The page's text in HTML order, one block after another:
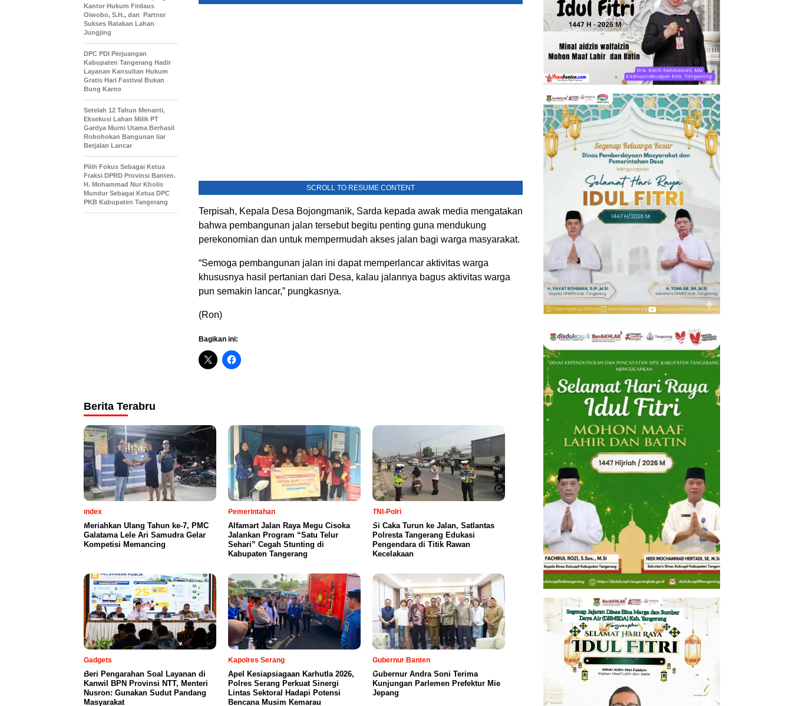
SCROLL TO RESUME CONTENT
Terpisah, Kepala Desa Bojongmanik, Sarda kepada awak media mengatakan
bahwa pembangunan jalan tersebut begitu penting guna mendukung
perekonomian dan untuk mempermudah akses jalan bagi warga masyarakat.
“Semoga pembangunan jalan ini dapat memperlancar aktivitas warga
khususnya hasil pertanian dari Desa, kalau jalannya bagus aktivitas warga
pun semakin lancar,” pungkasnya.
(Ron)
Bagikan ini:
Kantor Hukum Firdaus
Oiwobo, S.H., dan Partner
Sukses Ratakan Lahan
Jungjing
DPC PDI Perjuangan
Kabupaten Tangerang Hadir
Layanan Kansultan Hukum
Gratis Hari Fastival Bukan
Bung Karno
Setelah 12 Tahun Menanti,
Eksekusi Lahan Milik PT
Gardya Murni Utama Berhasil
Robohokan Bangunan liar
Berjalan Lancar
Pilih Fokus Sebagai Ketua
Fraksi DPRD Provinsi Banten.
H. Mohammad Nur Kholis
Mundur Sebagai Ketua DPC
PKB Kabupaten Tangerang
Berita Terabru
index
Meriahkan Ulang Tahun ke-7, PMC
Galatama Lele Ari Samudra Gelar
Kompetisi Memancing
Pemerintahan
Alfamart Jalan Raya Megu Cisoka
Jalankan Program “Satu Telur
Sehari” Cegah Stunting di
Kabupaten Tangerang
TNI-Polri
Si Caka Turun ke Jalan, Satlantas
Polresta Tangerang Edukasi
Pengendara di Titik Rawan
Kecelakaan
Gadgets
Beri Pengarahan Soal Layanan di
Kanwil BPN Provinsi NTT, Menteri
Nusron: Gunakan Sudut Pandang
Masyarakat
Kapolres Serang
Apel Kesiapsiagaan Karhutla 2026,
Polres Serang Perkuat Sinergi
Lintas Sektoral Hadapi Potensi
Bencana Musim Kemarau
Gubernur Banten
Gubernur Andra Soni Terima
Kunjungan Parlemen Prefektur Mie
Jepang